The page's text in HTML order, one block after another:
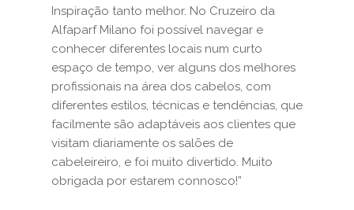
Inspiração tanto melhor. No Cruzeiro da
Alfaparf Milano foi possível navegar e
conhecer diferentes locais num curto
espaço de tempo, ver alguns dos melhores
profissionais na área dos cabelos, com
diferentes estilos, técnicas e tendências, que
facilmente são adaptáveis aos clientes que
visitam diariamente os salões de
cabeleireiro, e foi muito divertido. Muito
obrigada por estarem connosco!”